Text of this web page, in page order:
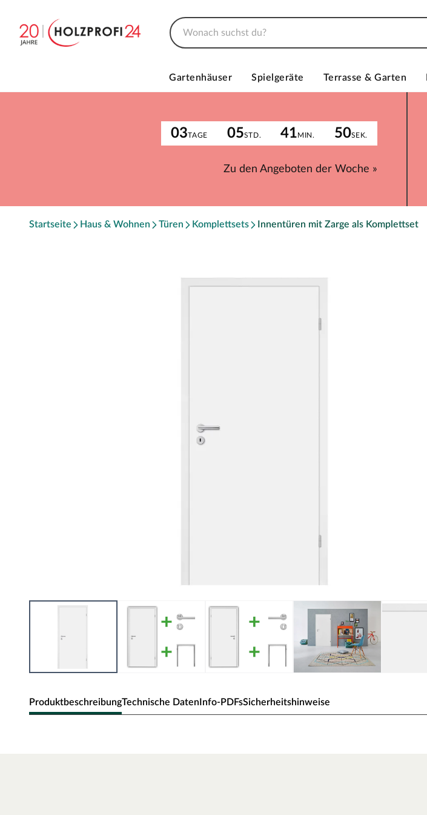
Gartenhäuser Spielgeräte Terrasse & Garten
03TAGE 05STD. 41MIN. 50SEK.
Zu den Angeboten der Woche »
Startseite Haus & Wohnen Türen Komplettsets Innentüren mit Zarge als Komplettset
ProduktbeschreibungTechnische DatenInfo-PDFsSicherheitshinweise